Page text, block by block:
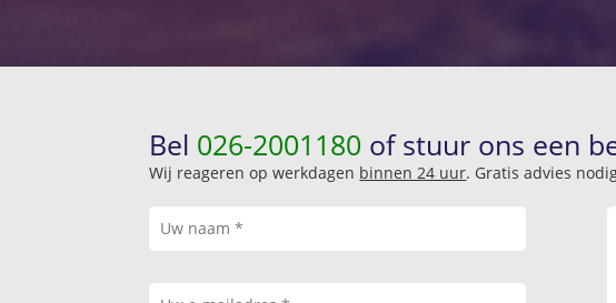
Bel 026-2001180 of stuur ons een
Wij reageren op werkdagen binnen 24 uur. Gratis advies